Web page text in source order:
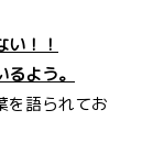
！！
よう。
を語られてお